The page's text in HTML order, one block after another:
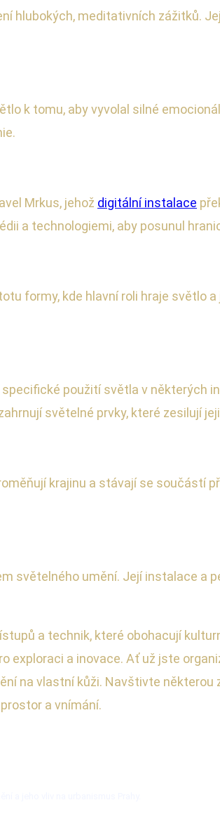
hlubokých, meditativních zážitků.
k tomu, aby vyvolal silné
Mrkus, jehož digitální instalace
a technologiemi, aby posunul
formy, kde hlavní roli hraje světlo
použití světla v některých
světelné prvky, které zesilují
krajinu a stávají se součástí
světelného umění. Její instalace a
a technik, které obohacují
a inovace. Ať už jste
na vlastní kůži. Navštivte
a vnímání.